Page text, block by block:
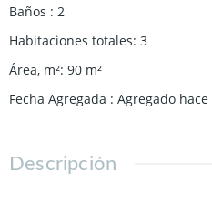
Baños : 2
Habitaciones totales: 3
Área, m²: 90 m²
Fecha Agregada : Agregado hace
Descripción